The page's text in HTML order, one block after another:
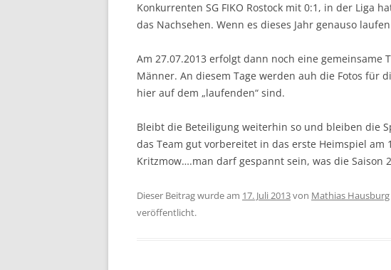
Konkurrenten SG FIKO Rostock mit 0:1, in der Liga
das Nachsehen. Wenn es dieses Jahr genauso
Am 27.07.2013 erfolgt dann noch eine
Männer. An diesem Tage werden auh die Fotos für
hier auf dem „laufenden“ sind.
Bleibt die Beteiligung weiterhin so und bleiben die
das Team gut vorbereitet in das erste Heimspiel am
Kritzmow….man darf gespannt sein, was die Saison
Dieser Beitrag wurde am 17. Juli 2013von Mathias Hausburg
veröffentlicht.